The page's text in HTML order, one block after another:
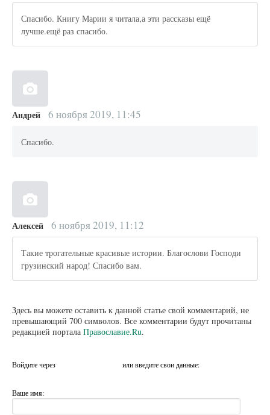
Спасибо. Книгу Марии я читала,а эти рассказы ещё
лучше.ещё раз спасибо.
Андрей 6 ноября 2019, 11:45
Спасибо.
Алексей 6 ноября 2019, 11:12
Такие трогательные красивые истории. Благослови Господи
грузинский народ! Спасибо вам.
Здесь вы можете оставить к данной статье свой комментарий, не
превышающий 700 символов. Все комментарии будут прочитаны
редакцией портала Православие.Ru.
Войдите через или введите свои данные:
Ваше имя: